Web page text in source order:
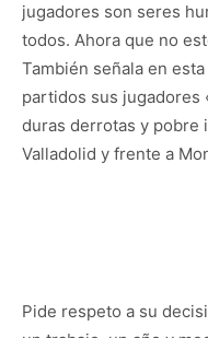
jugadores son seres
todos. Ahora que no
También señala en
partidos sus jugadores
duras derrotas y pobre
Valladolid y frente a
Pide respeto a su